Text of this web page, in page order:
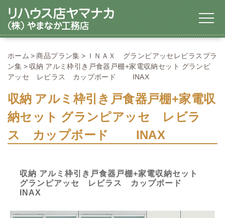
ホーム 商品プラン集
ＩＮＡＸ グランピアッセレビラスプラ
ン集
収納 アルミ枠引き戸食器戸棚+家電収納セット グランピ
アッセ レビラス カップボード INAX
収納 アルミ枠引き戸食器戸棚+家電収
納セット グランピアッセ レビラ
ス カップボード INAX
収納 アルミ枠引き戸食器戸棚+家電収納セット
グランピアッセ レビラス カップボード
INAX